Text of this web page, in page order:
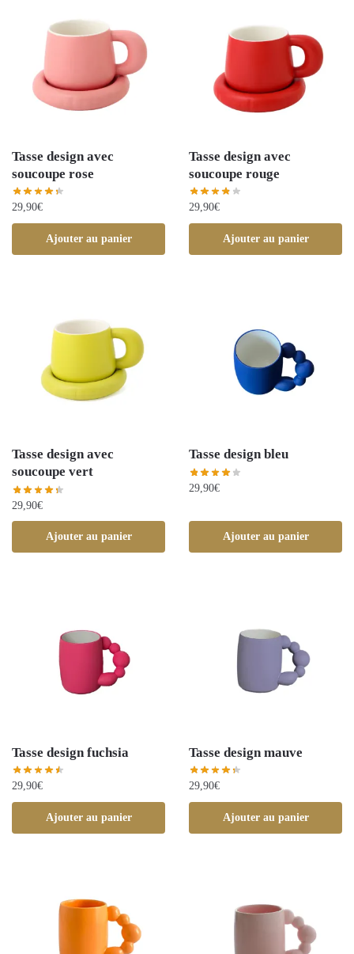
Tasse design avec
soucoupe rose
29,90€
Ajouter au panier
Tasse design avec
soucoupe rouge
29,90€
Ajouter au panier
Tasse design avec
soucoupe vert
29,90€
Ajouter au panier
Tasse design bleu
29,90€
Ajouter au panier
Tasse design fuchsia
29,90€
Ajouter au panier
Tasse design mauve
29,90€
Ajouter au panier